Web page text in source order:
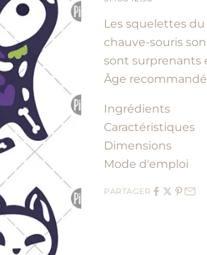
Les squelettes
chauve-souris
sont surprenants
Âge
Ingrédients
Caractéristiques
Dimensions
Mode d'emploi
PARTAGER